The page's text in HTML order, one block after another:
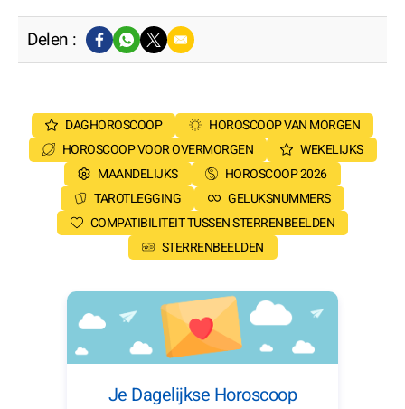
Delen :
DAGHOROSCOOP
HOROSCOOP VAN MORGEN
HOROSCOOP VOOR OVERMORGEN
WEKELIJKS
MAANDELIJKS
HOROSCOOP 2026
TAROTLEGGING
GELUKSNUMMERS
COMPATIBILITEIT TUSSEN STERRENBEELDEN
STERRENBEELDEN
Je Dagelijkse Horoscoop